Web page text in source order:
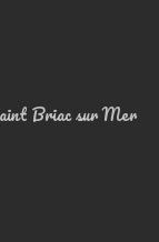
Briac sur Mer